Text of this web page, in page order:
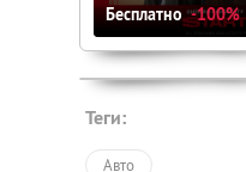
Бесплатно -100%
Теги:
Авто